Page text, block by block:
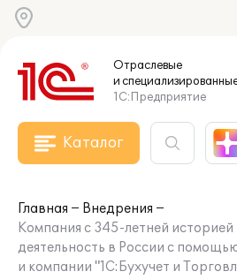
Отраслевые
и
1С:Предприятие
Каталог
Главная
Внедрения
Компания с 345-летней
деятельность в России с
и компании "1С:Бухучет и